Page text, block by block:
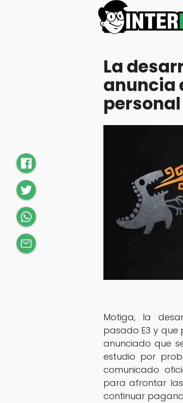
La
anuncia
personal
Motiga, la
pasado E3 y que
anunciado que
estudio por
comunicado
para afrontar
continuar